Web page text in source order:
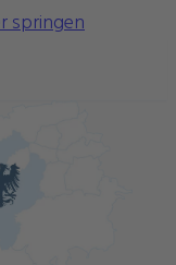
springen